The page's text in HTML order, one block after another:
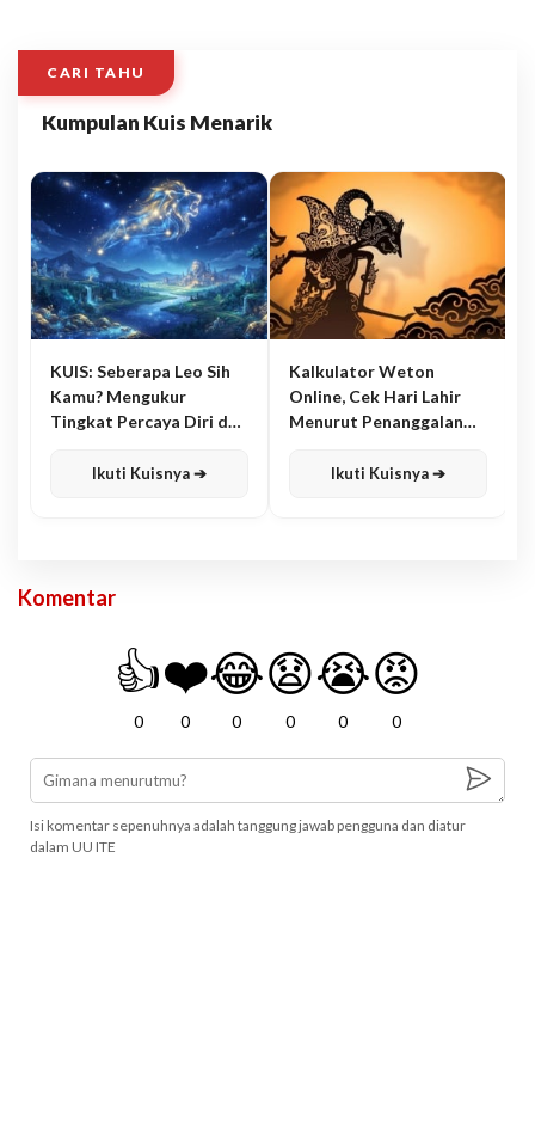
CARI TAHU
Kumpulan Kuis Menarik
KUIS: Seberapa Leo Sih
Kamu? Mengukur
Tingkat Percaya Diri dan
Ikuti Kuisnya ➔
Kalkulator Weton
Online, Cek Hari Lahir
Menurut Penanggalan
Ikuti Kuisnya ➔
Komentar
👍
0
❤️
0
😂
0
😧
0
😭
0
😡
0
Isi komentar sepenuhnya adalah tanggung jawab pengguna dan diatur
dalam UU ITE